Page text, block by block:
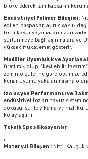
bloke ederek tam kapsamlı
Endüstriyel Polimer Bileşimi:
edilen paspaslar, aşırı sıcaklık
form kaybı yaşamadan uzun
sürtünmeye bağlı aşınmalara ve
yüksek mukavemet gösterir.
Modüler Uyumluluk ve
üretilmiş olup, "kesilebilir
zemin ölçülerine göre optimize
kenar uyumu yakalanmasına
İzolasyon Performansı ve
endüstriyel tozları havuz
dokusu, su ile yıkama ve hızlı
kolaylaştırır.
Teknik Spesifikasyonlar
Materyal Bileşeni: Nitril Kauçuk